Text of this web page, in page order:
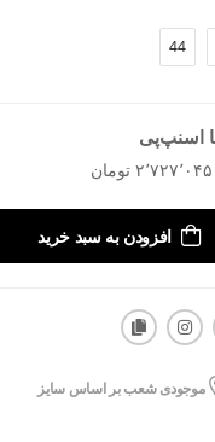
44
اسنپ‌پی
افزودن به سبد خرید
موجودی شعب بر اساس سایز